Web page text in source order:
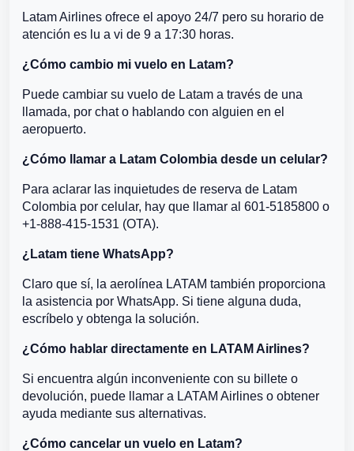
Latam Airlines ofrece el apoyo 24/7 pero su horario de
atención es lu a vi de 9 a 17:30 horas.
¿Cómo cambio mi vuelo en Latam?
Puede cambiar su vuelo de Latam a través de una
llamada, por chat o hablando con alguien en el
aeropuerto.
¿Cómo llamar a Latam Colombia desde un celular?
Para aclarar las inquietudes de reserva de Latam
Colombia por celular, hay que llamar al 601-5185800 o
+1-888-415-1531 (OTA).
¿Latam tiene WhatsApp?
Claro que sí, la aerolínea LATAM también proporciona
la asistencia por WhatsApp. Si tiene alguna duda,
escríbelo y obtenga la solución.
¿Cómo hablar directamente en LATAM Airlines?
Si encuentra algún inconveniente con su billete o
devolución, puede llamar a LATAM Airlines o obtener
ayuda mediante sus alternativas.
¿Cómo cancelar un vuelo en Latam?